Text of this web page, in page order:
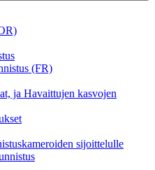
(FR)
ja Havaittujen kasvojen
sijoittelulle